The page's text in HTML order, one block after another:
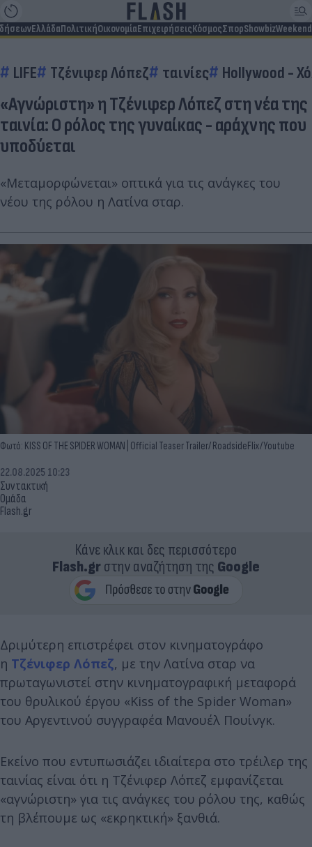
ΕλλάδαΠολιτικήΟικονομίαΕπιχειρήσειςΚόσμοςΣπορShowbizWeekend
LIFE Τζένιφερ Λόπεζ ταινίες Hollywood -
«Αγνώριστη» η Τζένιφερ Λόπεζ στη νέα της
ταινία: Ο ρόλος της γυναίκας - αράχνης που
υποδύεται
«Μεταμορφώνεται» οπτικά για τις ανάγκες του
νέου της ρόλου η Λατίνα σταρ.
Φωτό: KISS OF THE SPIDER WOMAN | Official Teaser Trailer/ RoadsideFlix/Youtube
Συντακτική
Ομάδα
Flash.gr
22.08.2025 10:23
Κάνε κλικ και δες περισσότερο
Flash.grστην αναζήτηση της Google
Δριμύτερη επιστρέφει στον κινηματογράφο
η Τζένιφερ Λόπεζ, με την Λατίνα σταρ να
πρωταγωνιστεί στην κινηματογραφική μεταφορά
του θρυλικού έργου «Kiss of the Spider Woman»
του Αργεντινού συγγραφέα Μανουέλ Πουίνγκ.
Εκείνο που εντυπωσιάζει ιδιαίτερα στο τρέιλερ της
ταινίας είναι ότι η Τζένιφερ Λόπεζ εμφανίζεται
«αγνώριστη» για τις ανάγκες του ρόλου της, καθώς
τη βλέπουμε ως «εκρηκτική» ξανθιά.